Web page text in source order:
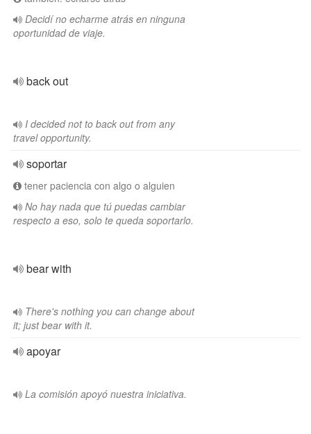
Decidí no echarme atrás en ninguna
oportunidad de viaje.
back out
I decided not to back out from any
travel opportunity.
soportar
tener paciencia con algo o alguien
No hay nada que tú puedas cambiar
respecto a eso, solo te queda soportarlo.
bear with
There's nothing you can change about
it; just bear with it.
apoyar
La comisión apoyó nuestra iniciativa.